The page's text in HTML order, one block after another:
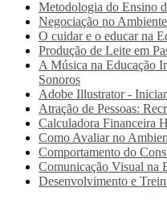
Metodologia do Ensino
Negociação no
O cuidar e o educar na
Produção de Leite em
A Música na Educação
Sonoros
Adobe Illustrator -
Atração de Pessoas:
Calculadora Financeira
Como Avaliar no
Comportamento do
Comunicação Visual na
Desenvolvimento e